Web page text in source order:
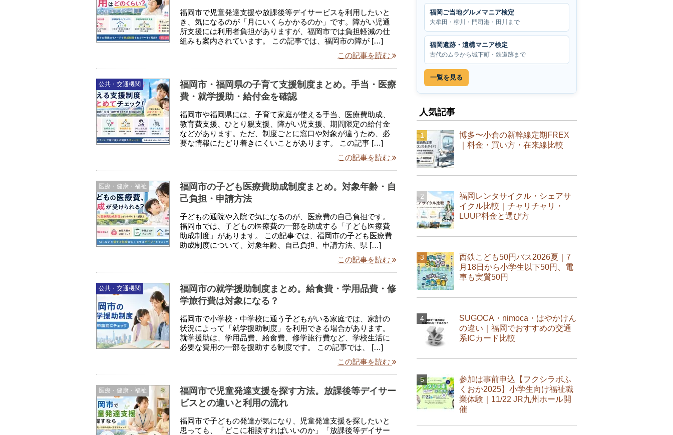
福岡市で児童発達支援や放課後等デイサービスを利用したいと
き、気になるのが「月にいくらかかるのか」です。障がい児通
所支援には利用者負担がありますが、福岡市では負担軽減の仕
組みも案内されています。 この記事では、福岡市の障が […]
この記事を読む
公共・交通機関
福岡市・福岡県の子育て支援制度まとめ。手当・医療
費・就学援助・給付金を確認
福岡市や福岡県には、子育て家庭が使える手当、医療費助成、
教育費支援、ひとり親支援、障がい児支援、期間限定の給付金
などがあります。ただ、制度ごとに窓口や対象が違うため、必
要な情報にたどり着きにくいことがあります。 この記事 […]
この記事を読む
医療・健康・福祉
福岡市の子ども医療費助成制度まとめ。対象年齢・自
己負担・申請方法
子どもの通院や入院で気になるのが、医療費の自己負担です。
福岡市では、子どもの医療費の一部を助成する「子ども医療費
助成制度」があります。 この記事では、福岡市の子ども医療費
助成制度について、対象年齢、自己負担、申請方法、県 […]
この記事を読む
公共・交通機関
福岡市の就学援助制度まとめ。給食費・学用品費・修
学旅行費は対象になる？
福岡市で小学校・中学校に通う子どもがいる家庭では、家計の
状況によって「就学援助制度」を利用できる場合があります。
就学援助は、学用品費、給食費、修学旅行費など、学校生活に
必要な費用の一部を援助する制度です。 この記事では、 […]
この記事を読む
医療・健康・福祉
福岡市で児童発達支援を探す方法。放課後等デイサー
ビスとの違いと利用の流れ
福岡市で子どもの発達が気になり、児童発達支援を探したいと
思っても、「どこに相談すればいいのか」「放課後等デイサー
福岡ご当地グルメマニア検定
大牟田・柳川・門司港・田川まで
福岡遺跡・遺構マニア検定
古代のムラから城下町・鉄道跡まで
一覧を見る
人気記事
博多〜小倉の新幹線定期FREX
｜料金・買い方・在来線比較
福岡レンタサイクル・シェアサ
イクル比較｜チャリチャリ・
LUUP料金と選び方
西鉄こども50円バス2026夏｜7
月18日から小学生以下50円、電
車も実質50円
SUGOCA・nimoca・はやかけん
の違い｜福岡でおすすめの交通
系ICカード比較
参加は事前申込【フクシラボふ
くおか2025】小学生向け福祉職
業体験｜11/22 JR九州ホール開
催